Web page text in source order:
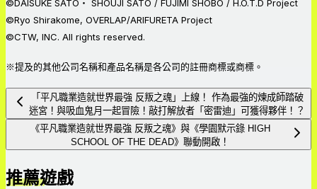
©DAISUKE SATO・ SHOUJI SATO / FUJIMI SHOBO / H.O.T.D Project
©Ryo Shirakome, OVERLAP/ARIFURETA Project
©CTW, INC. All rights reserved.
※提及的其他公司名稱和產品名稱是各公司的註冊商標或商標。
「平凡職業造就世界最強 反叛之魂」上線！ 作為最強的煉成師踏破
迷宮！與吸血鬼月一起冒險！敲打解放者「密雷迪」可獲得夥伴！？
《平凡職業造就世界最強 反叛之魂》與《學園默示錄 HIGH
SCHOOL OF THE DEAD》聯動開啟！
推薦遊戲